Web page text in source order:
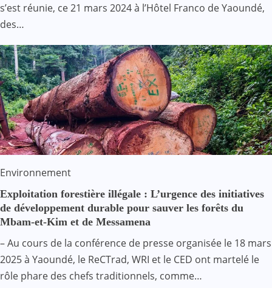
s’est réunie, ce 21 mars 2024 à l’Hôtel Franco de Yaoundé,
des…
Environnement
Exploitation forestière illégale : L’urgence des initiatives
de développement durable pour sauver les forêts du
Mbam-et-Kim et de Messamena
– Au cours de la conférence de presse organisée le 18 mars
2025 à Yaoundé, le ReCTrad, WRI et le CED ont martelé le
rôle phare des chefs traditionnels, comme…